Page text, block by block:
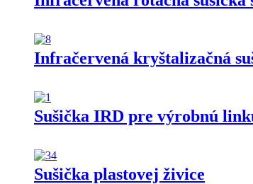
Infračervená kryštalizačná
Sušička IRD pre výrobnú
Sušička plastovej živice